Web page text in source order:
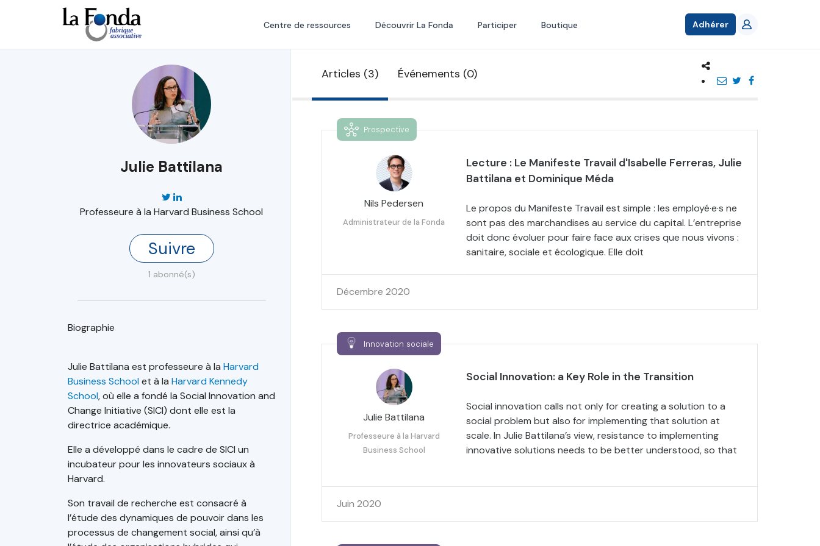
principal
Centre de ressources Découvrir La Fonda Participer Boutique Adhérer
Julie Battilana
Professeure à la Harvard Business School
Suivre
1 abonné(s)
Biographie
Julie Battilana est professeure à la Harvard
Business School et à la Harvard Kennedy
School, où elle a fondé la Social Innovation and
Change Initiative (SICI) dont elle est la
directrice académique.
Elle a développé dans le cadre de SICI un
incubateur pour les innovateurs sociaux à
Harvard.
Son travail de recherche est consacré à
l’étude des dynamiques de pouvoir dans les
processus de changement social, ainsi qu’à
Articles (3) Événements (0)
Prospective
Nils Pedersen
Administrateur de la Fonda
Lecture : Le Manifeste Travail d'Isabelle Ferreras, Julie
Battilana et Dominique Méda
Le propos du Manifeste Travail est simple : les employé·e·s ne
sont pas des marchandises au service du capital. L’entreprise
doit donc évoluer pour faire face aux crises que nous vivons :
sanitaire, sociale et écologique. Elle doit
Décembre 2020
Innovation sociale
Julie Battilana
Professeure à la Harvard
Business School
Social Innovation: a Key Role in the Transition
Social innovation calls not only for creating a solution to a
social problem but also for implementing that solution at
scale. In Julie Battilana’s view, resistance to implementing
innovative solutions needs to be better understood, so that
Juin 2020